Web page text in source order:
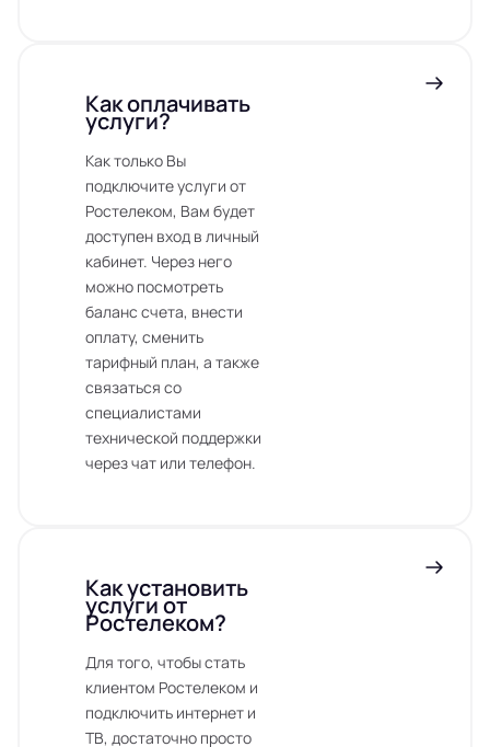
Как оплачивать
услуги?
Как только Вы
подключите услуги от
Ростелеком, Вам будет
доступен вход в личный
кабинет. Через него
можно посмотреть
баланс счета, внести
оплату, сменить
тарифный план, а также
связаться со
специалистами
технической поддержки
через чат или телефон.
Как установить
услуги от
Ростелеком?
Для того, чтобы стать
клиентом Ростелеком и
подключить интернет и
ТВ, достаточно просто